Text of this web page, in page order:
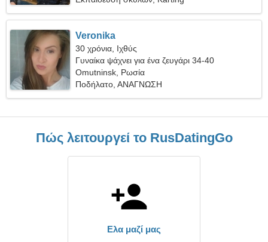
Veronika
30 χρόνια, Ιχθύς
Γυναίκα ψάχνει για ένα ζευγάρι 34-40
Omutninsk, Ρωσία
Ποδήλατο, ΑΝΑΓΝΩΣΗ
Πώς λειτουργεί το RusDatingGo
Ελα μαζί μας